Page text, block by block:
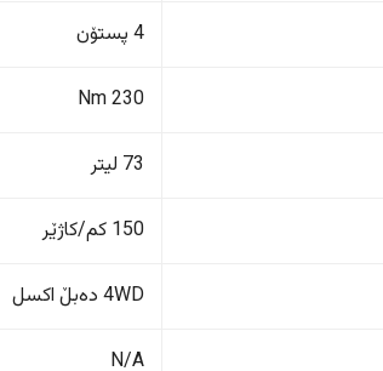
4 پستۆن
230 Nm
73 لیتر
150 کم/کاژێر
4WD دەبڵ اکسل
N/A